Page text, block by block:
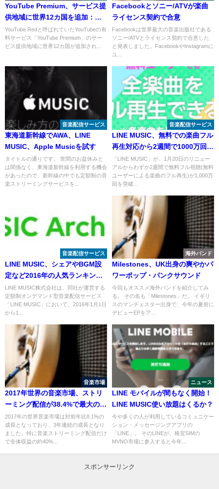
YouTube Premium、サービス提
供地域に世界12カ国を追加：日
本はまだ(※追記あり)
YouTube Redと呼ばれていたYouTubeの有
料サービス「YouTube Premium」のサー
ビス提供地域に世界12カ国が追加され...
Facebookとソニー/ATVが楽曲
ライセンス契約で合意
Facebookは世界最大の音楽出版社である
ソニー/ATVとライセンス契約で合意した
と発表しました。FacebookやInstagramに
ユ...
音楽配信サービス
東海道新幹線でAWA、LINE
MUSIC、Apple Musicを試す
タイトルの通りです。 世間のお盆休みと
は関係なく、東海道新幹線を利用する機会
があったので、新幹線の中でも定額制の音
楽ストリーミングサービスを...
音楽配信サービス
LINE MUSIC、無料での楽曲フル
再生対応から2週間で1000万回再
生突破！
「LINE MUSIC」が、1月20日のリニュー
アルからわずか2週間で無料フル視聴(無料
ユーザーによる楽曲のフル再生)が1,000万
回を突破...
音楽配信サービス
LINE MUSIC、シェアやBGM設
定など2016年の人気ランキング
発表
LINE MUSIC株式会社は、同社が運営する
定額制オンデマンド型音楽配信サービス
「LINE MUSIC」において、2016年1月1日
から1...
海外バンド
Milestones、UK出身の爽やかパ
ワーポップ・パンクサウンド
今回もオススメ海外バンドを紹介してみ
る。 その名も「Milestones」だ。 イギリ
スのマンチェスター出身で、今年の夏前に
デビューEPをア...
音楽市場
2017年世界の音楽市場、ストリ
ーミング配信が38.4%で最大の収
益に
2017年の世界音楽市場は対前年比8.1%の
成長となっており、3年連続の成長となり
ました。特に音楽ストリーミング配信だけ
で全体収益の約40%...
ニュース
LINE モバイルが間もなく開始！
LINE MUSIC使い放題はくるか？
今や多くの人が利用しているコミュニケー
ション・メッセージングアプリの
「LINE」。 そのLINEが、格安SIMの
MVNO市場に参入すると今年...
スポンサーリンク